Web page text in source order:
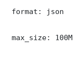
format: json
max_size: 100M